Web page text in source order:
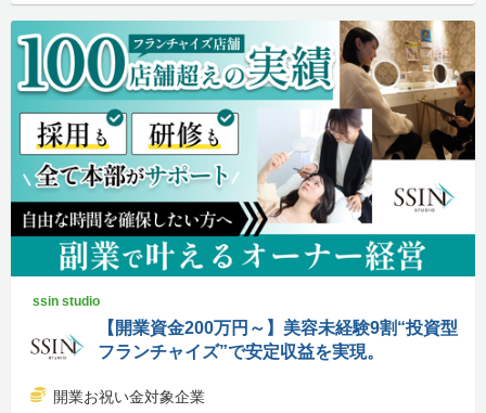
ssin studio
【開業資金200万円～】美容未経験9割“投資型
フランチャイズ”で安定収益を実現。
開業お祝い金対象企業